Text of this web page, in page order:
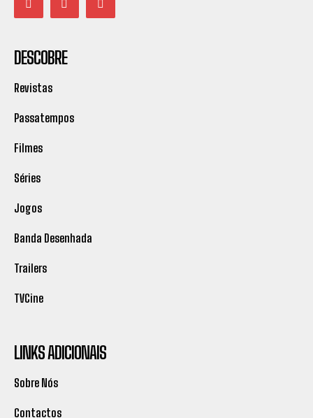
DESCOBRE
Revistas
Passatempos
Filmes
Séries
Jogos
Banda Desenhada
Trailers
TVCine
LINKS ADICIONAIS
Sobre Nós
Contactos